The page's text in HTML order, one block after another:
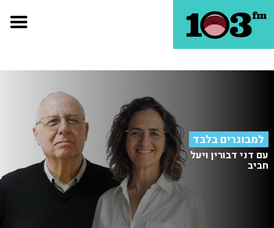
למבוגרים בלבד
עם דני דבורין ויעל
חביב